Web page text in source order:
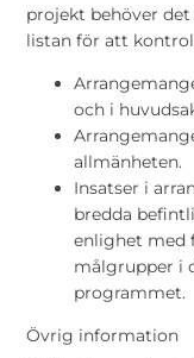
projekt behöver
listan för att
och i
allmänheten.
Insatser i
bredda
enlighet med
målgrupper i
programmet.
Övrig information